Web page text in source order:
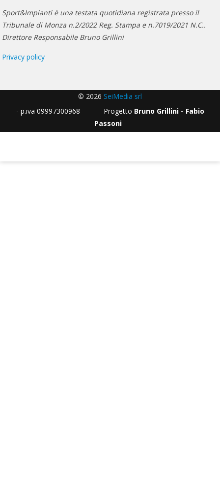
Sport&Impianti è una testata quotidiana registrata presso il
Tribunale di Monza n.2/2022 Reg. Stampa e n.7019/2021 N.C..
Direttore Responsabile Bruno Grillini
Privacy policy
© 2026 SeiMedia srl
- p.iva 09997300968 Progetto Bruno Grillini - Fabio
Passoni